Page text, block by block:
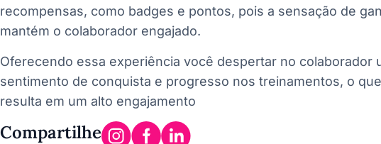
recompensas, como badges e pontos, pois a sensação de
mantém o colaborador engajado.
Oferecendo essa experiência você despertar no colaborador
sentimento de conquista e progresso nos treinamentos, o que
resulta em um alto engajamento
Compartilhe